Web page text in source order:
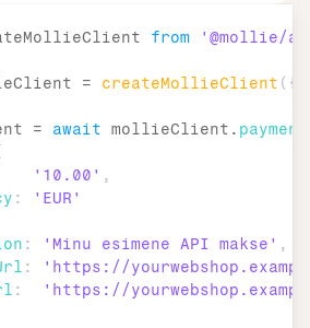
from '@mollie/
= createMollieClient ( {
= await mollieClient .
'10.00' ,
:
'EUR'
: 'Minu esimene API makse' ,
:
'https://
:
'https://